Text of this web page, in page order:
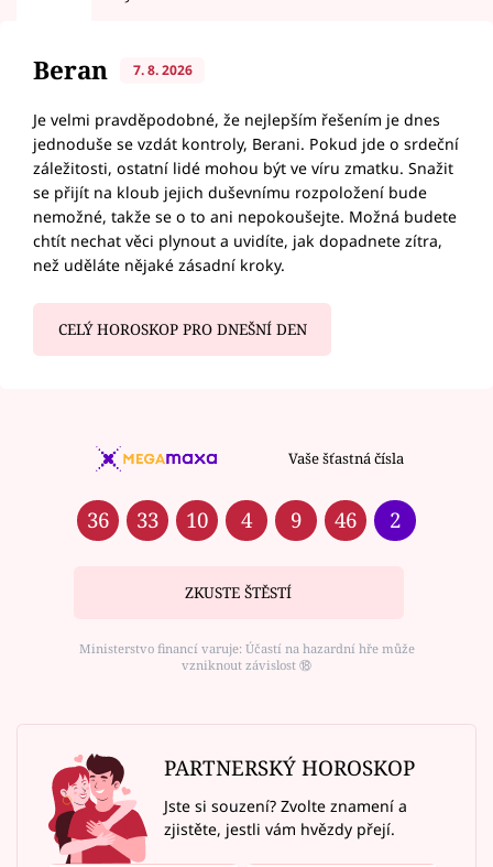
Beran 7. 8. 2026
Je velmi pravděpodobné, že nejlepším řešením je dnes
jednoduše se vzdát kontroly, Berani. Pokud jde o srdeční
záležitosti, ostatní lidé mohou být ve víru zmatku. Snažit
se přijít na kloub jejich duševnímu rozpoložení bude
nemožné, takže se o to ani nepokoušejte. Možná budete
chtít nechat věci plynout a uvidíte, jak dopadnete zítra,
než uděláte nějaké zásadní kroky.
CELÝ HOROSKOP PRO DNEŠNÍ DEN
Vaše šťastná čísla
36 33 10 4 9 46 2
ZKUSTE ŠTĚSTÍ
Ministerstvo financí varuje: Účastí na hazardní hře může
vzniknout závislost ⑱
PARTNERSKÝ HOROSKOP
Jste si souzení? Zvolte znamení a
zjistěte, jestli vám hvězdy přejí.